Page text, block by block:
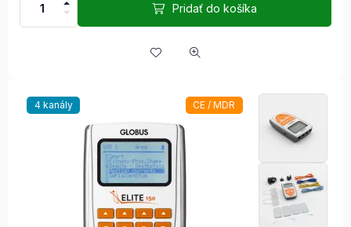
Pridať do košíka
4 kanály CE / MDR